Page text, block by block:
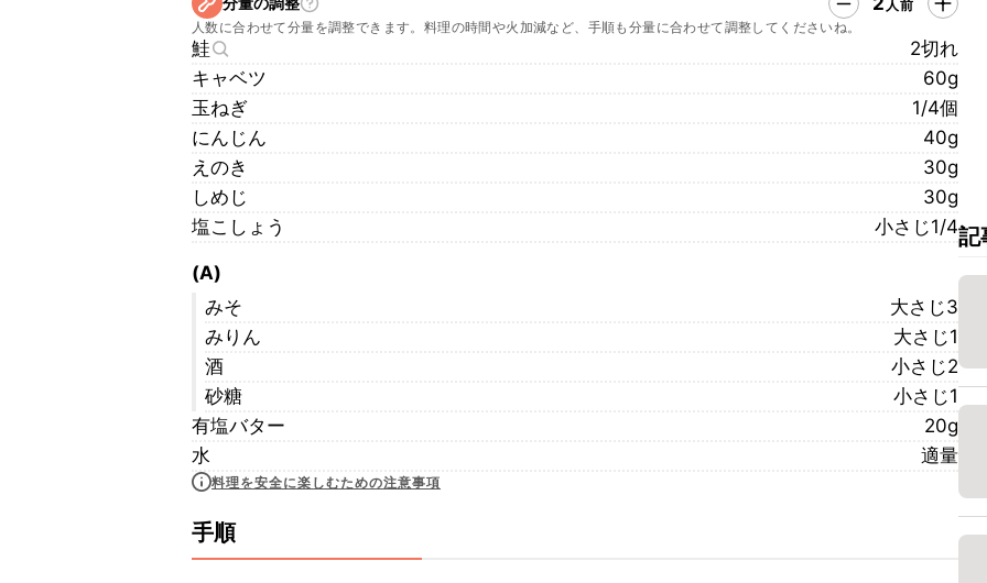
人前
人数に合わせて分量を調整できます。料理の時間や火加減など、手順も分量に合わせて調整してくださいね。
鮭
2切れ
キャベツ
60g
玉ねぎ
1/4個
にんじん
40g
えのき
30g
しめじ
30g
塩こしょう
小さじ1/4
(A)
みそ
大さじ3
みりん
大さじ1
酒
小さじ2
砂糖
小さじ1
有塩バター
20g
水
適量
料理を安全に楽しむための注意事項
手順
記